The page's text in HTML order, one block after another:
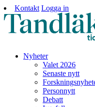
Kontakt Logga in
Nyheter
Valet 2026
Senaste nytt
Personnytt
Debatt